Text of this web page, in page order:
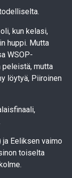
kun kelasi,
huppi. Mutta
WSOP-
mutta
löytyä, Piiroinen
ja Eeliksen vaimo
toiselta